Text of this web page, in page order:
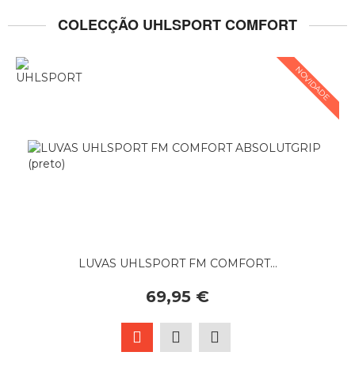
COLECÇÃO UHLSPORT COMFORT
NOVIDADE
LUVAS UHLSPORT FM COMFORT...
69,95 €